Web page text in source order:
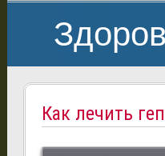
Как лечить